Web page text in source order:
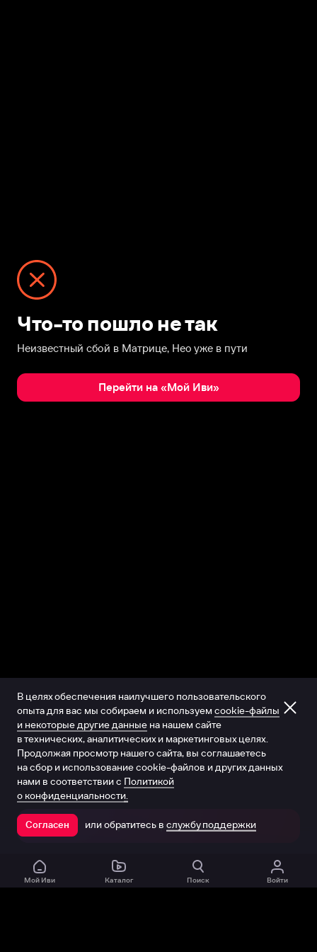
Что-то пошло не так
Неизвестный сбой в Матрице, Нео уже в пути
Перейти на «Мой Иви»
Открыть в приложении
Мой Иви Каталог Поиск Войти
В целях обеспечения наилучшего пользовательского
опыта для вас мы собираем и используем cookie-файлы
и некоторые другие данные на нашем сайте
в технических, аналитических и маркетинговых целях.
Продолжая просмотр нашего сайта, вы соглашаетесь
на сбор и использование cookie-файлов и других данных
нами в соответствии с Политикой
о конфиденциальности.
Согласен или обратитесь в службу поддержки